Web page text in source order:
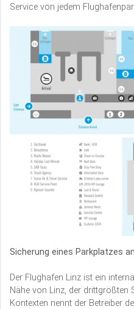
Service von jedem
Sicherung eines Parkplatzes
Der Flughafen Linz ist ein
Nähe von Linz, der drittgrößten
Kontexten nennt der Betreiber